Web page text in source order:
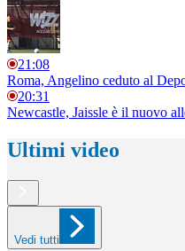
21:08
Roma, Angelino ceduto al
20:31
Newcastle, Jaissle è il nuovo
Ultimi video
Vedi tutti